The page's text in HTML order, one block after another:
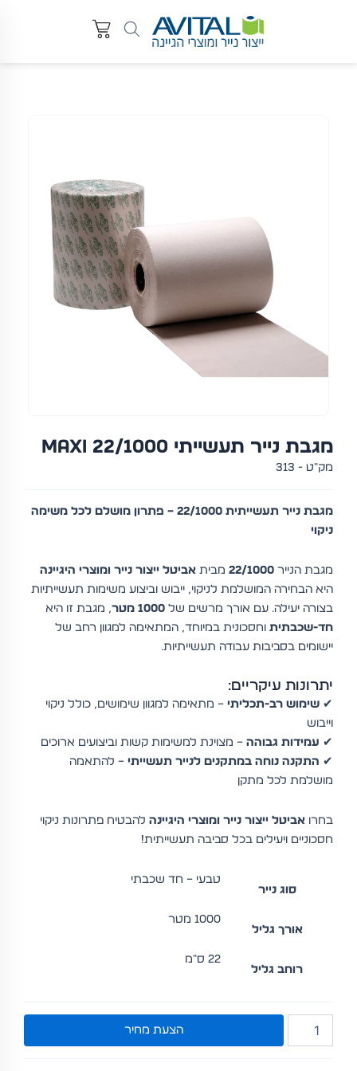
מגבת נייר תעשייתי 22/1000 MAXI
מק"ט - 313
מגבת נייר תעשייתית 22/1000 – פתרון מושלם לכל משימה
ניקוי
מגבת הנייר 22/1000 מבית אביטל ייצור נייר ומוצרי היגיינה
היא הבחירה המושלמת לניקוי, ייבוש וביצוע משימות תעשייתיות
בצורה יעילה. עם אורך מרשים של 1000 מטר
, מגבת זו היא
חד-שכבתית וחסכונית במיוחד, המתאימה למגוון רחב של
יישומים בסביבות עבודה תעשייתיות.
יתרונות עיקריים:
✔ שימוש רב-תכליתי – מתאימה למגוון שימושים, כולל ניקוי
וייבוש
✔ עמידות גבוהה – מצוינת למשימות קשות וביצועים ארוכים
✔ התקנה נוחה במתקנים לנייר תעשייתי – להתאמה
מושלמת לכל מתקן
בחרו אביטל ייצור נייר ומוצרי היגיינה להבטיח פתרונות ניקוי
חסכוניים ויעילים בכל סביבה תעשייתית!
סוג נייר
טבעי – חד שכבתי
אורך גליל
1000 מטר
רוחב גליל
22 ס"מ
הצעת מחיר